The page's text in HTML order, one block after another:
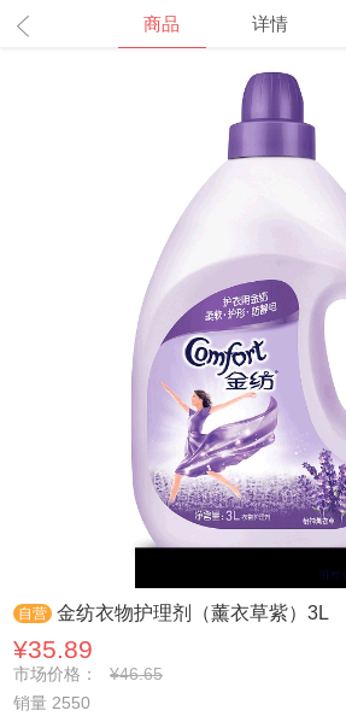
商品 详情
自营 金纺衣物护理剂（薰衣草紫）3L
¥35.89
市场价格：
¥46.65
销量 2550